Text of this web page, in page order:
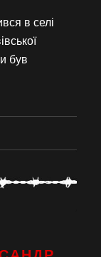
в селі
був